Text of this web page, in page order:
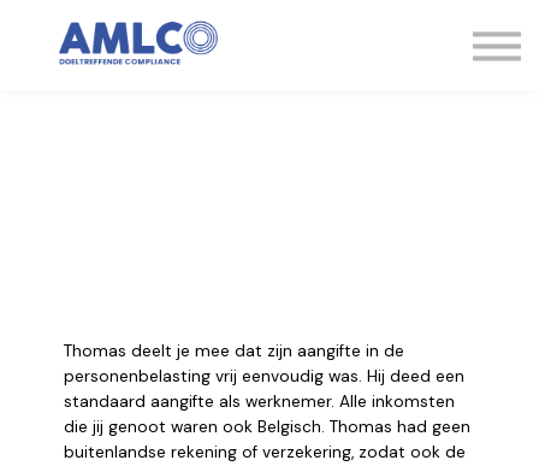
Kennisbank
Expertise
Thomas deelt je mee dat zijn aangifte in de
personenbelasting vrij eenvoudig was. Hij deed een
standaard aangifte als werknemer. Alle inkomsten
die jij genoot waren ook Belgisch. Thomas had geen
buitenlandse rekening of verzekering, zodat ook de